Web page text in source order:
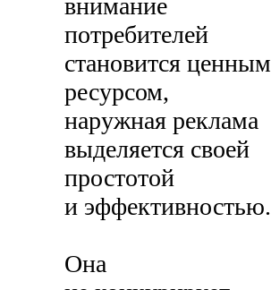
внимание
потребителей
становится ценным
ресурсом,
наружная реклама
выделяется своей
простотой
и эффективностью.
Она